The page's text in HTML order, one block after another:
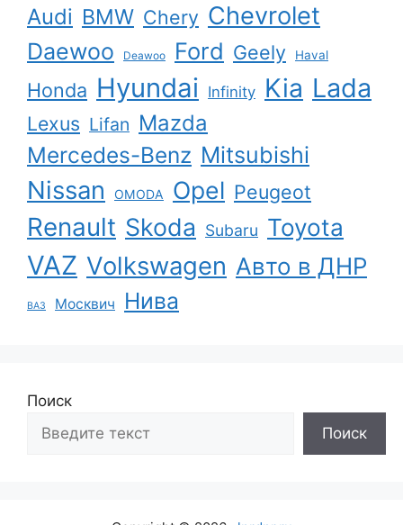
Audi BMW Chery Chevrolet
Daewoo Deawoo Ford Geely Haval
Honda Hyundai Infinity Kia Lada
Lexus Lifan Mazda
Mercedes-Benz Mitsubishi
Nissan OMODA Opel Peugeot
Renault Skoda Subaru Toyota
VAZ Volkswagen Авто в ДНР
ВАЗ Москвич Нива
Поиск
Поиск